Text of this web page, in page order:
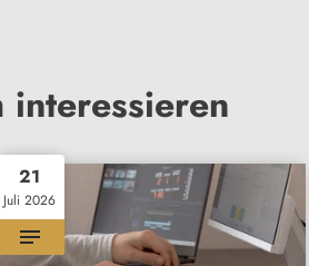
interessieren
21
Juli 2026